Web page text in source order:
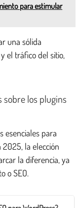
para estimular
una sólida
el tráfico del sitio,
los plugins
esenciales para
la elección
la diferencia, ya
o SEO.